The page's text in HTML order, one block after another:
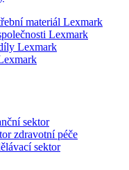
materiál Lexmark
Lexmark
Lexmark
sektor
zdravotní péče
sektor